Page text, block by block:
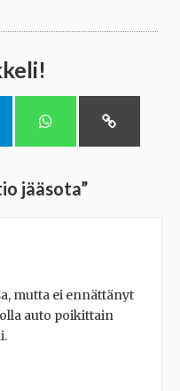
jääsota”
mutta ei ennättänyt
auto poikittain